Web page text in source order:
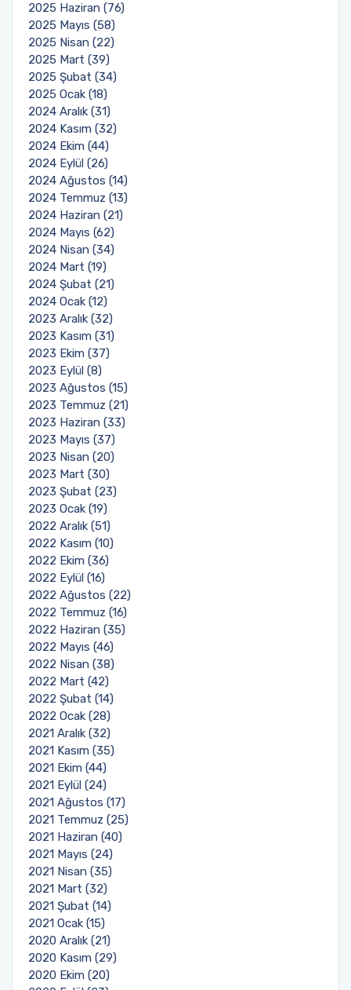
2025 Haziran (76)
2025 Mayıs (58)
2025 Nisan (22)
2025 Mart (39)
2025 Şubat (34)
2025 Ocak (18)
2024 Aralık (31)
2024 Kasım (32)
2024 Ekim (44)
2024 Eylül (26)
2024 Ağustos (14)
2024 Temmuz (13)
2024 Haziran (21)
2024 Mayıs (62)
2024 Nisan (34)
2024 Mart (19)
2024 Şubat (21)
2024 Ocak (12)
2023 Aralık (32)
2023 Kasım (31)
2023 Ekim (37)
2023 Eylül (8)
2023 Ağustos (15)
2023 Temmuz (21)
2023 Haziran (33)
2023 Mayıs (37)
2023 Nisan (20)
2023 Mart (30)
2023 Şubat (23)
2023 Ocak (19)
2022 Aralık (51)
2022 Kasım (10)
2022 Ekim (36)
2022 Eylül (16)
2022 Ağustos (22)
2022 Temmuz (16)
2022 Haziran (35)
2022 Mayıs (46)
2022 Nisan (38)
2022 Mart (42)
2022 Şubat (14)
2022 Ocak (28)
2021 Aralık (32)
2021 Kasım (35)
2021 Ekim (44)
2021 Eylül (24)
2021 Ağustos (17)
2021 Temmuz (25)
2021 Haziran (40)
2021 Mayıs (24)
2021 Nisan (35)
2021 Mart (32)
2021 Şubat (14)
2021 Ocak (15)
2020 Aralık (21)
2020 Kasım (29)
2020 Ekim (20)